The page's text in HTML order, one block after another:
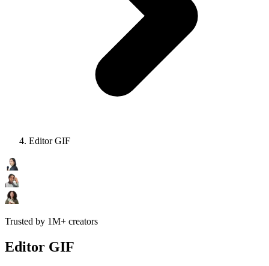
Editor GIF
Trusted by 1M+ creators
Editor GIF